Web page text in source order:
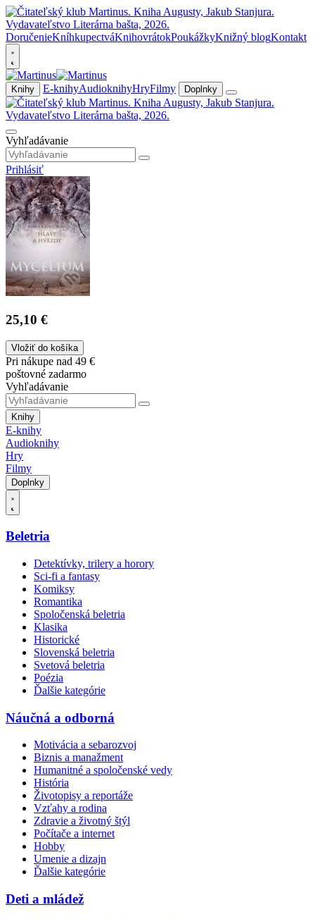
DoručenieKníhkupectváKnihovrátokPoukážkyKnižný blogKontakt
Knihy E-knihyAudioknihyHryFilmy Doplnky
Vyhľadávanie
Prihlásiť
25,10 €
Vložiť do košíka
Pri nákupe nad 49 €
poštovné zadarmo
Vyhľadávanie
Knihy
E-knihy
Audioknihy
Hry
Filmy
Doplnky
Beletria
Detektívky, trilery a horory
Sci-fi a fantasy
Komiksy
Romantika
Spoločenská beletria
Klasika
Historické
Slovenská beletria
Svetová beletria
Poézia
Ďalšie kategórie
Náučná a odborná
Motivácia a sebarozvoj
Biznis a manažment
Humanitné a spoločenské vedy
História
Životopisy a reportáže
Vzťahy a rodina
Zdravie a životný štýl
Počítače a internet
Hobby
Umenie a dizajn
Ďalšie kategórie
Deti a mládež